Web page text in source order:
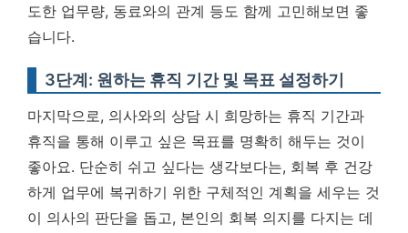
도한 업무량, 동료와의 관계 등도 함께 고민해보면 좋
습니다.
3단계: 원하는 휴직 기간 및 목표 설정하기
마지막으로, 의사와의 상담 시 희망하는 휴직 기간과
휴직을 통해 이루고 싶은 목표를 명확히 해두는 것이
좋아요. 단순히 쉬고 싶다는 생각보다는, 회복 후 건강
하게 업무에 복귀하기 위한 구체적인 계획을 세우는 것
이 의사의 판단을 돕고, 본인의 회복 의지를 다지는 데